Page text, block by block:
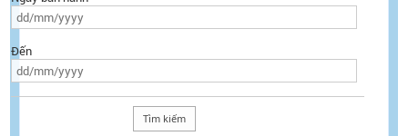
Đến